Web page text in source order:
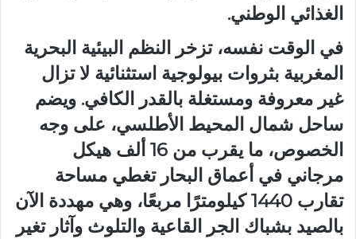
الغذائي الوطني.
في الوقت نفسه، تزخر النظم البيئية البحرية
المغربية بثروات بيولوجية استثنائية لا تزال
غير معروفة ومستغلة بالقدر الكافي. ويضم
ساحل شمال المحيط الأطلسي، على وجه
الخصوص، ما يقرب من 16 ألف هيكل
مرجاني في أعماق البحار تغطي مساحة
تقارب 1440 كيلومترًا مربعًا، وهي مهددة الآن
بالصيد بشباك الجر القاعية والتلوث وآثار تغير